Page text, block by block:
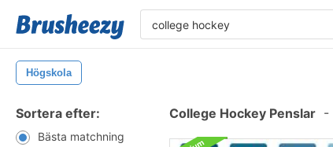
Högskola
Sortera efter:
Bästa matchning
College Hockey Penslar -